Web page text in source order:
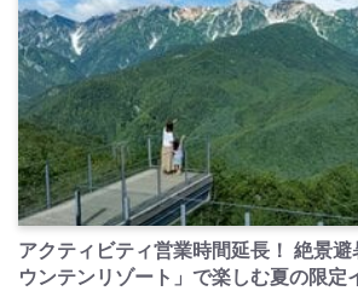
アクティビティ営業時間延長！ 絶景
ウンテンリゾート」で楽しむ夏の限定